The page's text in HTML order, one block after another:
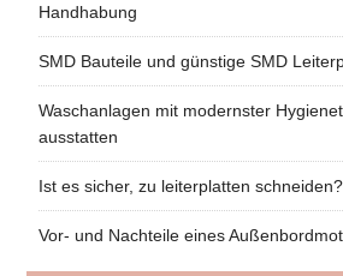
Handhabung
SMD Bauteile und günstige SMD
Waschanlagen mit modernster
ausstatten
Ist es sicher, zu leiterplatten schneiden?
Vor- und Nachteile eines